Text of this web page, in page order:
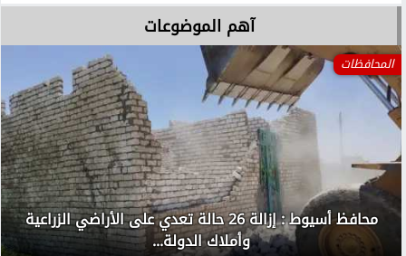
آهم الموضوعات
المحافظات
محافظ أسيوط : إزالة 26 حالة تعدي على الأراضي الزراعية
وأملاك الدولة...